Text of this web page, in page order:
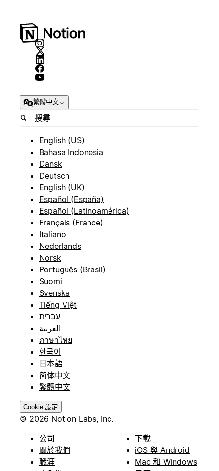
繁體中文
English (US)
Bahasa Indonesia
Dansk
Deutsch
English (UK)
Español (España)
Español (Latinoamérica)
Français (France)
Italiano
Nederlands
Norsk
Português (Brasil)
Suomi
Svenska
Tiếng Việt
עברית
العربية
ภาษาไทย
한국어
日本語
简体中文
繁體中文
Cookie 設定
© 2026 Notion Labs, Inc.
公司
關於我們
職涯
下載
iOS 與 Android
Mac 和 Windows